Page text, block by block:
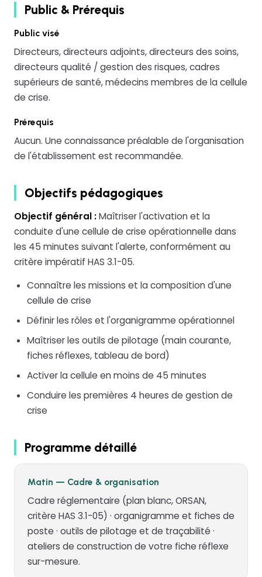
Public & Prérequis
Public visé
Directeurs, directeurs adjoints, directeurs des soins,
directeurs qualité / gestion des risques, cadres
supérieurs de santé, médecins membres de la cellule
de crise.
Prérequis
Aucun. Une connaissance préalable de l'organisation
de l'établissement est recommandée.
Objectifs pédagogiques
Objectif général :Maîtriser l'activation et la
conduite d'une cellule de crise opérationnelle dans
les 45 minutes suivant l'alerte, conformément au
critère impératif HAS 3.1-05.
Connaître les missions et la composition d'une
cellule de crise
Définir les rôles et l'organigramme opérationnel
Maîtriser les outils de pilotage (main courante,
fiches réflexes, tableau de bord)
Activer la cellule en moins de 45 minutes
Conduire les premières 4 heures de gestion de
crise
Programme détaillé
Matin — Cadre & organisation
Cadre réglementaire (plan blanc, ORSAN,
critère HAS 3.1-05) · organigramme et fiches de
poste · outils de pilotage et de traçabilité ·
ateliers de construction de votre fiche réflexe
sur-mesure.